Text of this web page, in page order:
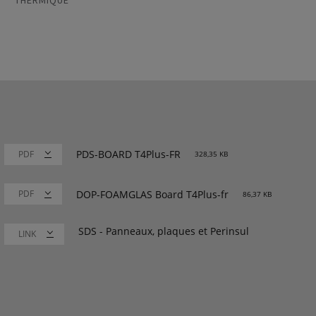
PDS-BOARD T4Plus-FR 328,35 KB
DOP-FOAMGLAS Board T4Plus-fr 86,37 KB
LINK SDS - Panneaux, plaques et Perinsul